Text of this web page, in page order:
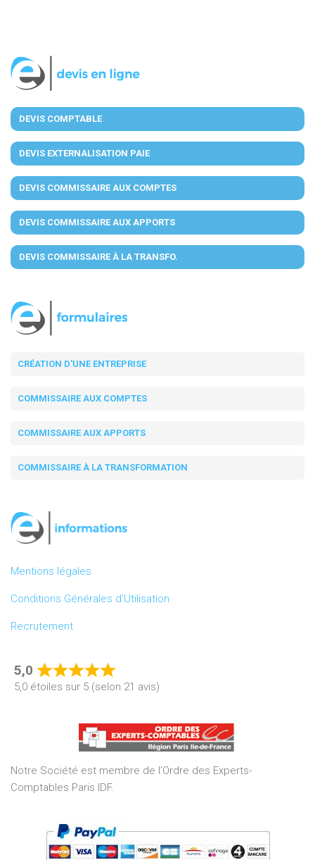
DEVIS COMPTABLE
DEVIS EXTERNALISATION PAIE
DEVIS COMMISSAIRE AUX COMPTES
DEVIS COMMISSAIRE AUX APPORTS
DEVIS COMMISSAIRE À LA TRANSFO.
CRÉATION D'UNE ENTREPRISE
COMMISSAIRE AUX COMPTES
COMMISSAIRE AUX APPORTS
COMMISSAIRE À LA TRANSFORMATION
Mentions légales
Conditions Générales d’Utilisation
Recrutement
5,0
Rated
of
5
5,0 étoiles sur 5 (selon 21 avis)
Notre Société est membre de l’Ordre des Experts-
Comptables Paris IDF.